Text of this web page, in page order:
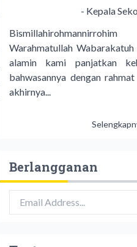
- Kepala
Warahmatullah
alamin kami panjatkan
bahwasannya dengan
akhirnya...
Berlangganan